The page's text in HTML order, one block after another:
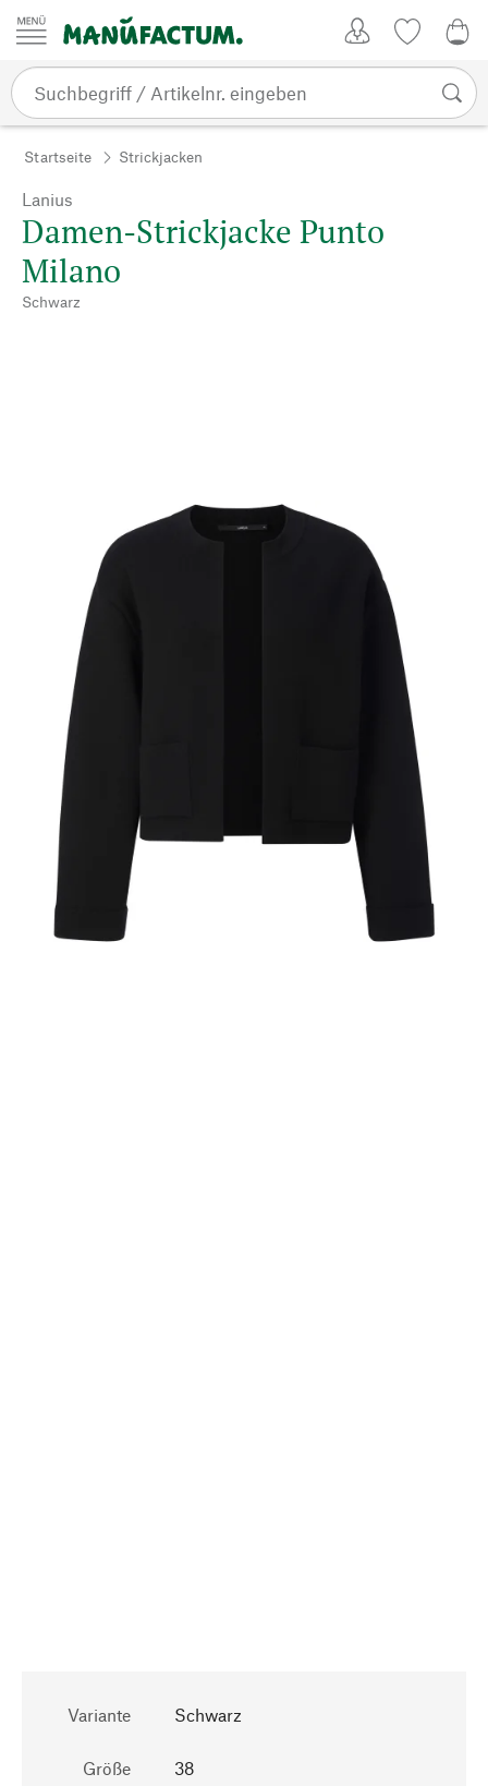
Zum Inhalt springen
Startseite Strickjacken
Lanius
Damen-Strickjacke Punto
Milano
Schwarz
Variante Schwarz
Größe 38